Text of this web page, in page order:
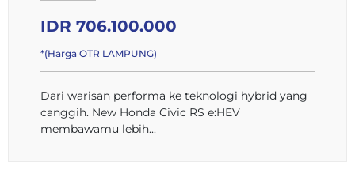
IDR 706.100.000
*(Harga OTR LAMPUNG)
Dari warisan performa ke teknologi hybrid yang
canggih. New Honda Civic RS e:HEV
membawamu lebih...